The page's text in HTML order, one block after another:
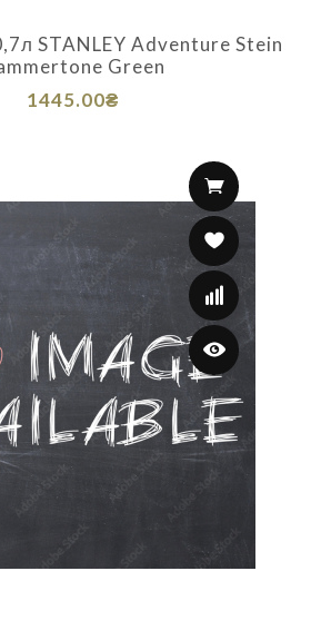
STANLEY Adventure Stein
Green
1445.00₴